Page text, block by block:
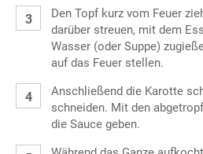
Den Topf kurz vom Feuer
darüber streuen, mit dem
Wasser (oder Suppe)
auf das Feuer stellen.
Anschließend die Karotte
schneiden. Mit den
die Sauce geben.